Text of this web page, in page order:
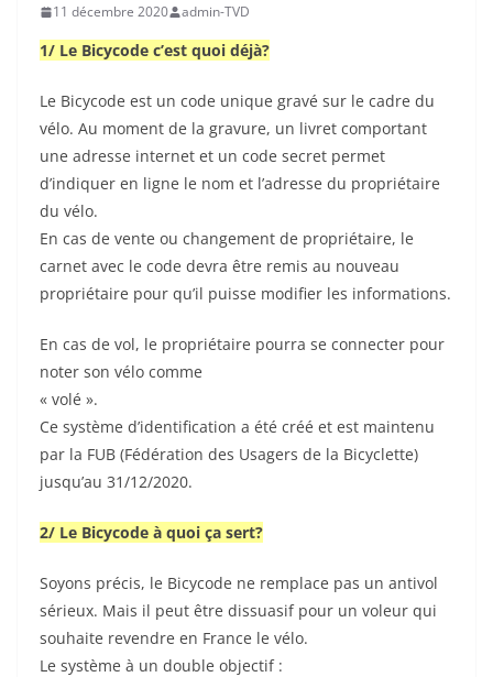
11 décembre 2020 admin-TVD
1/ Le Bicycode c’est quoi déjà?
Le Bicycode est un code unique gravé sur le cadre du
vélo. Au moment de la gravure, un livret comportant
une adresse internet et un code secret permet
d’indiquer en ligne le nom et l’adresse du propriétaire
du vélo.
En cas de vente ou changement de propriétaire, le
carnet avec le code devra être remis au nouveau
propriétaire pour qu’il puisse modifier les informations.
En cas de vol, le propriétaire pourra se connecter pour
noter son vélo comme
« volé ».
Ce système d’identification a été créé et est maintenu
par la FUB (Fédération des Usagers de la Bicyclette)
jusqu’au 31/12/2020.
2/ Le Bicycode à quoi ça sert?
Soyons précis, le Bicycode ne remplace pas un antivol
sérieux. Mais il peut être dissuasif pour un voleur qui
souhaite revendre en France le vélo.
Le système à un double objectif :